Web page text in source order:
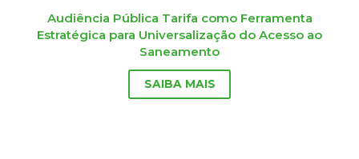
Audiência Pública Tarifa como Ferramenta
Estratégica para Universalização do Acesso ao
Saneamento
SAIBA MAIS